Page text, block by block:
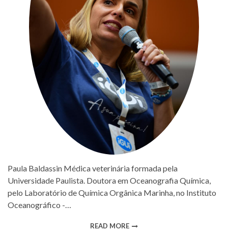
Paula Baldassin Médica veterinária formada pela
Universidade Paulista. Doutora em Oceanografia Química,
pelo Laboratório de Química Orgânica Marinha, no Instituto
Oceanográfico -…
READ MORE